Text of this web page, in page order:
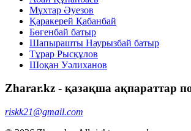
Мұхтар Әуезов
Қаракерей Қабанбай
Бөгенбай батыр
Шапырашты Наурызбай батыр
Тұрар Рысқұлов
Шоқан Уәлиханов
Zharar.kz - қазақша ақпараттар
riskk21@gmail.com